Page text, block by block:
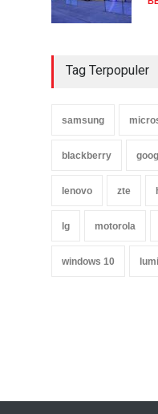
Tag Terpopuler
samsung
blackberry
lenovo zte
lg motorola
windows 10